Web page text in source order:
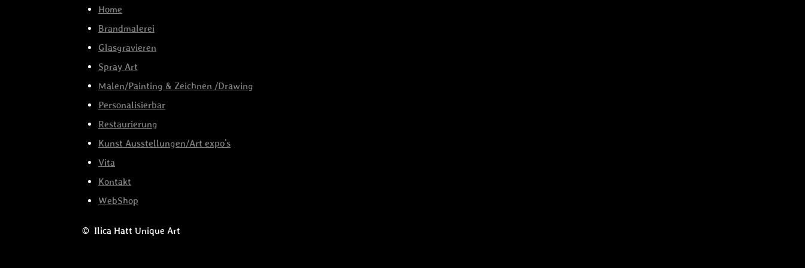
Home
Brandmalerei
Glasgravieren
Spray Art
Malen/Painting & Zeichnen /Drawing
Personalisierbar
Restaurierung
Kunst Ausstellungen/Art expo's
Vita
Kontakt
WebShop
© Ilica Hatt Unique Art